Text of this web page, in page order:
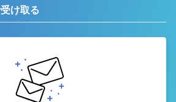
け取る